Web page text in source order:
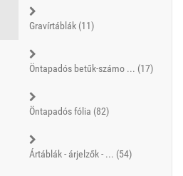
Gravírtáblák (11)
Öntapadós betűk-számo ... (17)
Öntapadós fólia (82)
Ártáblák - árjelzők - ... (54)